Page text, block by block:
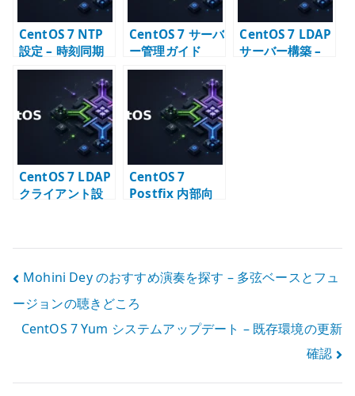
CentOS 7 NTP
設定 – 時刻同期
の基本確認
CentOS 7 サーバ
ー管理ガイド
CentOS 7 LDAP
サーバー構築 –
CentOS 7 LDAP
クライアント設
CentOS 7
Postfix 内部向
投
稿
ナ
ビ
Mohini Dey のおすすめ演奏を探す – 多弦ベースとフュ
ージョンの聴きどころ
CentOS 7 Yum システムアップデート – 既存環境の更新
確認